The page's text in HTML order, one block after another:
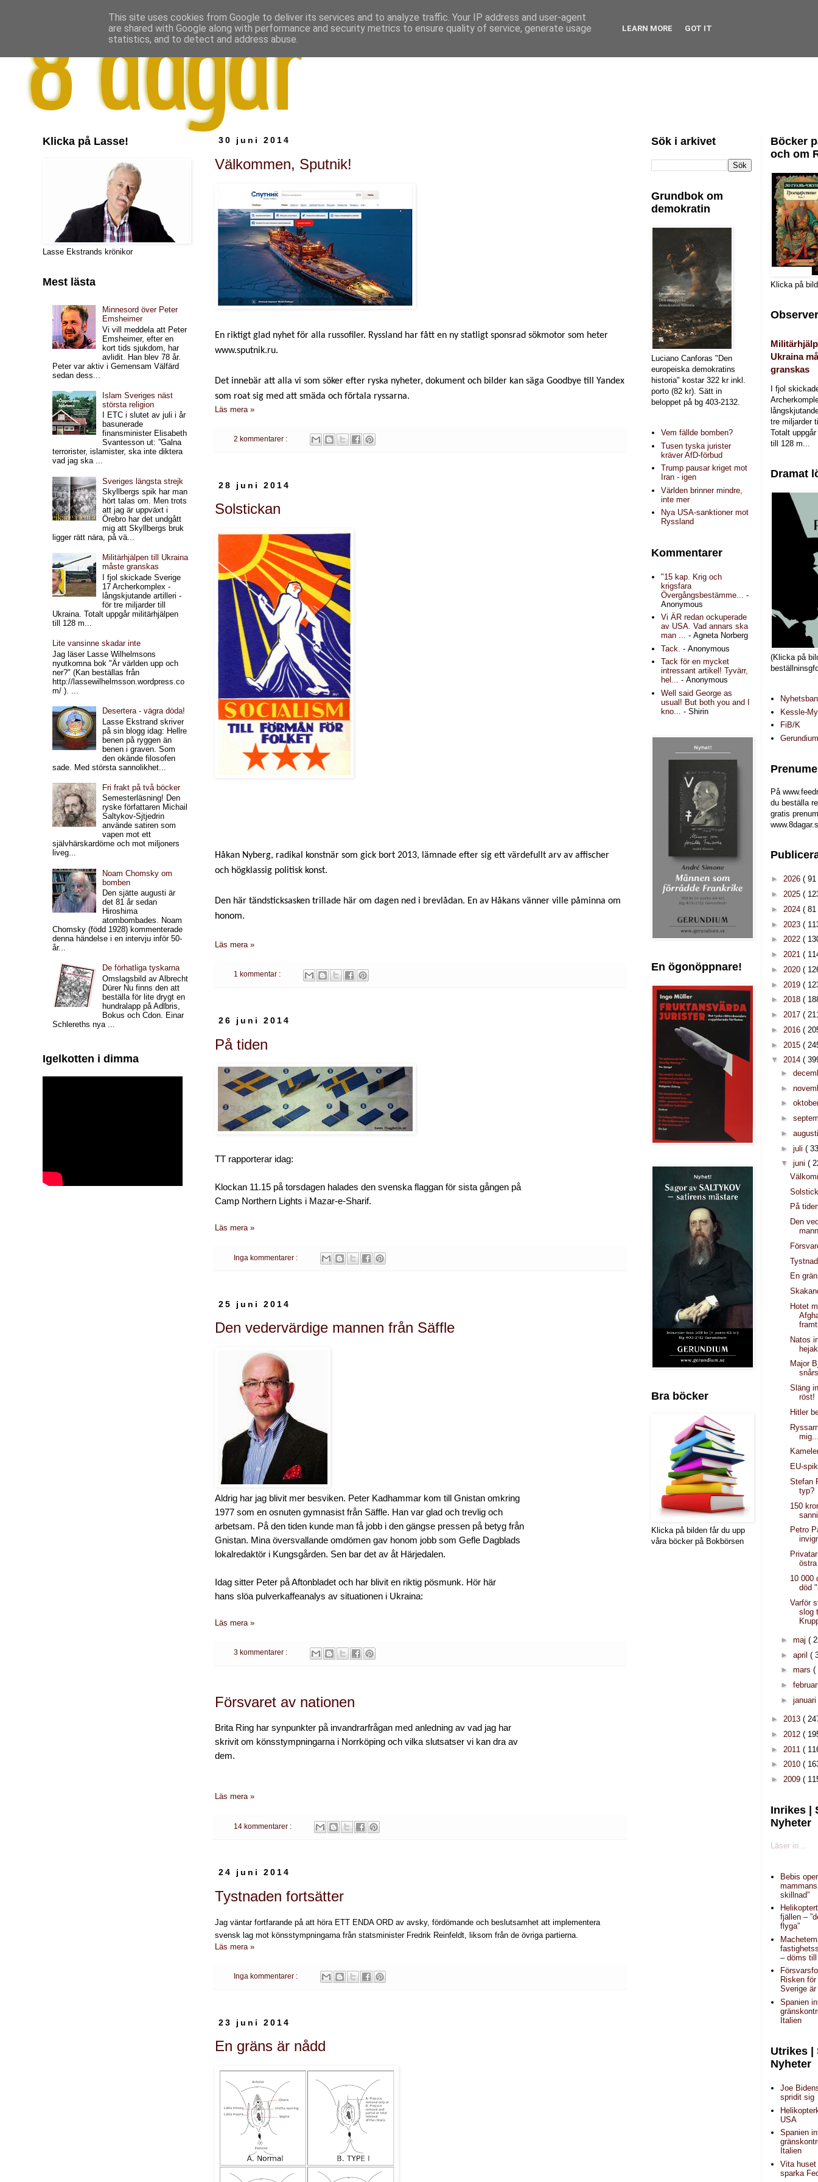
30 juni 2014
Välkommen, Sputnik!
En riktigt glad nyhet för alla russofiler. Ryssland har fått en ny statligt sponsrad sökmotor som heter
www.sputnik.ru.
Det innebär att alla vi som söker efter ryska nyheter, dokument och bilder kan säga Goodbye till Yandex
som roat sig med att smäda och förtala ryssarna.
Läs mera »
2 kommentarer :
28 juni 2014
Solstickan
Håkan Nyberg, radikal konstnär som gick bort 2013, lämnade efter sig ett värdefullt arv av affischer
och högklassig politisk konst.
Den här tändsticksasken trillade här om dagen ned i brevlådan. En av Håkans vänner ville påminna om
honom.
Läs mera »
1 kommentar :
26 juni 2014
På tiden
TT rapporterar idag:
Klockan 11.15 på torsdagen halades den svenska flaggan för sista gången på
Camp Northern Lights i Mazar-e-Sharif.
Läs mera »
Inga kommentarer :
25 juni 2014
Den vedervärdige mannen från Säffle
Aldrig har jag blivit mer besviken. Peter Kadhammar kom till Gnistan omkring
1977 som en osnuten gymnasist från Säffle. Han var glad och trevlig och
arbetsam. På den tiden kunde man få jobb i den gängse pressen på betyg från
Gnistan. Mina översvallande omdömen gav honom jobb som Gefle Dagblads
lokalredaktör i Kungsgården. Sen bar det av åt Härjedalen.
Idag sitter Peter på Aftonbladet och har blivit en riktig pösmunk. Hör här
hans slöa pulverkaffeanalys av situationen i Ukraina:
Läs mera »
3 kommentarer :
Försvaret av nationen
Brita Ring har synpunkter på invandrarfrågan med anledning av vad jag har
skrivit om könsstympningarna i Norrköping och vilka slutsatser vi kan dra av
dem.
Läs mera »
14 kommentarer :
24 juni 2014
Tystnaden fortsätter
Jag väntar fortfarande på att höra ETT ENDA ORD av avsky, fördömande och beslutsamhet att implementera
svensk lag mot könsstympningarna från statsminister Fredrik Reinfeldt, liksom från de övriga partierna.
Läs mera »
Inga kommentarer :
23 juni 2014
En gräns är nådd
Klicka på Lasse!
Lasse Ekstrands krönikor
Mest lästa
Minnesord över Peter
Emsheimer
Vi vill meddela att Peter
Emsheimer, efter en
kort tids sjukdom, har
avlidit. Han blev 78 år.
Peter var aktiv i Gemensam Välfärd
sedan dess...
Islam Sveriges näst
största religion
I ETC i slutet av juli i år
basunerade
finansminister Elisabeth
Svantesson ut: ”Galna
terrorister, islamister, ska inte diktera
vad jag ska ...
Sveriges längsta strejk
Skyllbergs spik har man
hört talas om. Men trots
att jag är uppväxt i
Örebro har det undgått
mig att Skyllbergs bruk
ligger rätt nära, på vä...
Militärhjälpen till Ukraina
måste granskas
I fjol skickade Sverige
17 Archerkomplex -
långskjutande artilleri -
för tre miljarder till
Ukraina. Totalt uppgår militärhjälpen
till 128 m...
Lite vansinne skadar inte
Jag läser Lasse Wilhelmsons
nyutkomna bok "Är världen upp och
ner?" (Kan beställas från
http://lassewilhelmsson.wordpress.co
m/ ). ...
Desertera - vägra döda!
Lasse Ekstrand skriver
på sin blogg idag: Hellre
benen på ryggen än
benen i graven. Som
den okände filosofen
sade. Med största sannolikhet...
Fri frakt på två böcker
Semesterläsning! Den
ryske författaren Michail
Saltykov-Sjtjedrin
använde satiren som
vapen mot ett
självhärskardöme och mot miljoners
liveg...
Noam Chomsky om
bomben
Den sjätte augusti är
det 81 år sedan
Hiroshima
atombombades. Noam
Chomsky (född 1928) kommenterade
denna händelse i en intervju inför 50-
år...
De förhatliga tyskarna
Omslagsbild av Albrecht
Dürer Nu finns den att
beställa för lite drygt en
hundralapp på Adlbris,
Bokus och Cdon. Einar
Schlereths nya ...
Igelkotten i dimma
Sök i arkivet
Grundbok om
demokratin
Luciano Canforas "Den
europeiska demokratins
historia" kostar 322 kr inkl.
porto (82 kr). Sätt in
beloppet på bg 403-2132.
Vem fällde bomben?
Tusen tyska jurister
kräver AfD-förbud
Trump pausar kriget mot
Iran - igen
Världen brinner mindre,
inte mer
Nya USA-sanktioner mot
Ryssland
Kommentarer
"15 kap. Krig och
krigsfara
Övergångsbestämme...
-
Anonymous
Vi ÄR redan ockuperade
av USA. Vad annars ska
man ... - Agneta Norberg
Tack. - Anonymous
Tack för en mycket
intressant artikel! Tyvärr,
hel... - Anonymous
Well said George as
usual! But both you and I
kno...
- Shirin
En ögonöppnare!
Bra böcker
Klicka på bilden får du upp
våra böcker på Bokbörsen
Böcker
och om
Klicka på
Ukraina
granskas
I fjol
tre miljarder
Totalt
till 128 m...
Dramat
(Klicka på
Kessle-
FiB/K
På
du beställa
gratis
► 2026 ( 91
► 2025 (
► 2024 ( 81
► 2023 (
► 2022 (
► 2021 (
► 2020 (
► 2019 (
► 2018 (
► 2017 (
► 2016 (
► 2015 (
▼ 2014 (
►
►
►
►
►
► juli (
▼ juni (
På
Den
En
Hotet
Natos
Major
Släng
röst!
Hitler
EU-
Stefan
typ?
150
Petro
10 000
död
Varför
slog
► maj (
► april (
► mars (
►
► januari
► 2013 (
► 2012 (
► 2011 (
► 2010 (
► 2009 (
Inrikes |
Nyheter
Läser in...
Bebis
skillnad”
fjällen –
flyga”
– döms
Risken
Sverige är
Spanien
Italien
Utrikes |
Nyheter
Joe
spridit sig
USA
Spanien
Italien
Vita
sparka
This site uses cookies from Google to deliver its services and to analyze traffic. Your IP address and user-agent
are shared with Google along with performance and security metrics to ensure quality of service, generate usage
statistics, and to detect and address abuse.
LEARN MORE GOT IT